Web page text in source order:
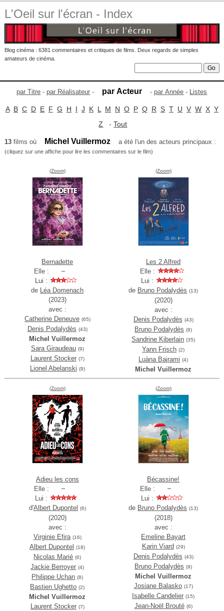
L'Oeil sur l'écran - Index
Blog cinéma : 6381 commentaires et critiques de films. Deux regards de simples
amateurs de cinéma.
par Titre -par Réalisateur - par Acteur -par Année - Listes
A B C D E F G H I J K L M N O P Q R S T U V W X Y
Z -Tout
13films où Michel Vuillermoz a été l'un des acteurs principaux :
(cliquez sur une affiche pour lire les commentaires sur le film)
(Zoom)
Bernadette
Elle :
Lui :
de Léa Domenach
(2023)
avec :
Catherine Deneuve (65)
Denis Podalydès (43)
Michel Vuillermoz
Sara Giraudeau (9)
Laurent Stocker (7)
Lionel Abelanski (9)
(Zoom)
Les 2 Alfred
Elle :
Lui :
de Bruno Podalydès (13)
(2020)
avec :
Denis Podalydès (43)
Bruno Podalydès (9)
Sandrine Kiberlain (35)
Yann Frisch (2)
Luàna Bajrami (4)
Michel Vuillermoz
(Zoom)
Adieu les cons
Elle :
Lui :
d'Albert Dupontel (6)
(2020)
avec :
Virginie Efira (16)
Albert Dupontel (18)
Nicolas Marié (6)
Jackie Berroyer (4)
Philippe Uchan (8)
Bastien Ughetto (2)
Michel Vuillermoz
Laurent Stocker (7)
(Zoom)
Bécassine!
Elle :
Lui :
de Bruno Podalydès (13)
(2018)
avec :
Emeline Bayart
Karin Viard (29)
Denis Podalydès (43)
Bruno Podalydès (9)
Michel Vuillermoz
Josiane Balasko (17)
Isabelle Candelier (15)
Jean-Noël Brouté (6)